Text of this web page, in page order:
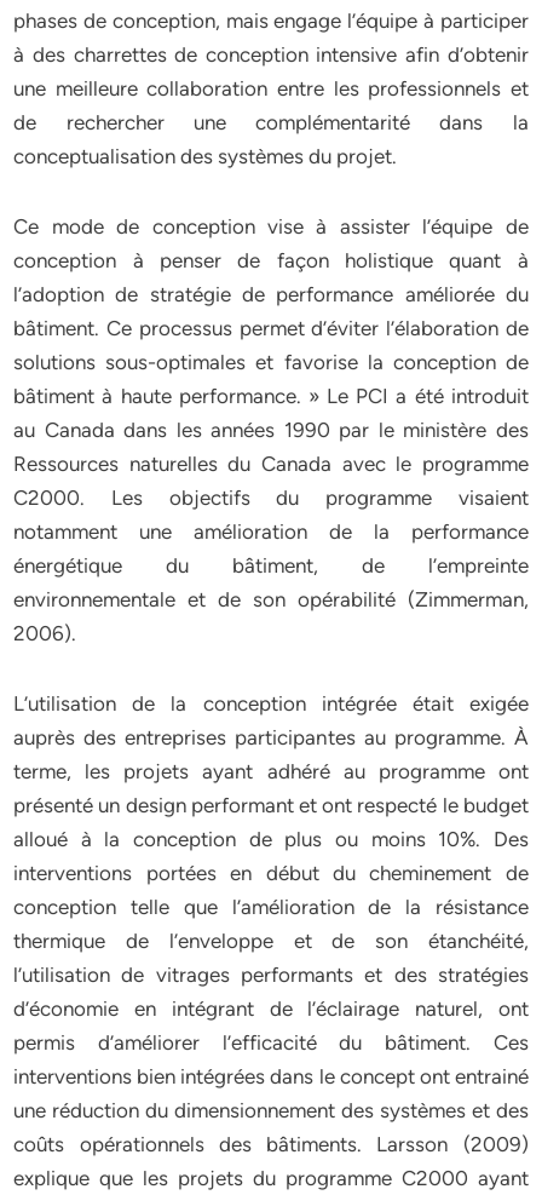
phases de conception, mais engage l’équipe à participer
à des charrettes de conception intensive afin d’obtenir
une meilleure collaboration entre les professionnels et
de rechercher une complémentarité dans la
conceptualisation des systèmes du projet.
Ce mode de conception vise à assister l’équipe de
conception à penser de façon holistique quant à
l’adoption de stratégie de performance améliorée du
bâtiment. Ce processus permet d’éviter l’élaboration de
solutions sous-optimales et favorise la conception de
bâtiment à haute performance. » Le PCI a été introduit
au Canada dans les années 1990 par le ministère des
Ressources naturelles du Canada avec le programme
C2000. Les objectifs du programme visaient
notamment une amélioration de la performance
énergétique du bâtiment, de l’empreinte
environnementale et de son opérabilité (Zimmerman,
2006).
L’utilisation de la conception intégrée était exigée
auprès des entreprises participantes au programme. À
terme, les projets ayant adhéré au programme ont
présenté un design performant et ont respecté le budget
alloué à la conception de plus ou moins 10%. Des
interventions portées en début du cheminement de
conception telle que l’amélioration de la résistance
thermique de l’enveloppe et de son étanchéité,
l’utilisation de vitrages performants et des stratégies
d’économie en intégrant de l’éclairage naturel, ont
permis d’améliorer l’efficacité du bâtiment. Ces
interventions bien intégrées dans le concept ont entrainé
une réduction du dimensionnement des systèmes et des
coûts opérationnels des bâtiments. Larsson (2009)
explique que les projets du programme C2000 ayant